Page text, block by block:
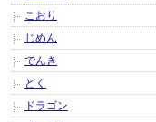
こおり
じめん
でんき
どく
ドラゴン